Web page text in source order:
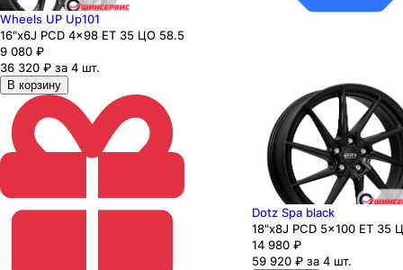
Wheels UP Up101
16"x6J PCD 4x98 ЕТ 35 ЦО 58.5
9 080 ₽
36 320 ₽ за 4 шт.
В корзину
Dotz Spa black
18"x8J PCD 5x100 ЕТ 35
14 980 ₽
59 920 ₽ за 4 шт.